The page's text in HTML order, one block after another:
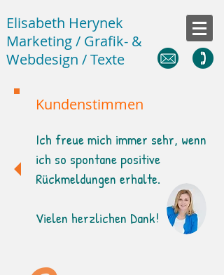
Elisabeth Herynek
Marketing / Grafik- &
Webdesign / Texte
Kundenstimmen
Ich freue mich immer sehr, wenn
ich so spontane positive
Rückmeldungen erhalte.
Vielen herzlichen Dank!